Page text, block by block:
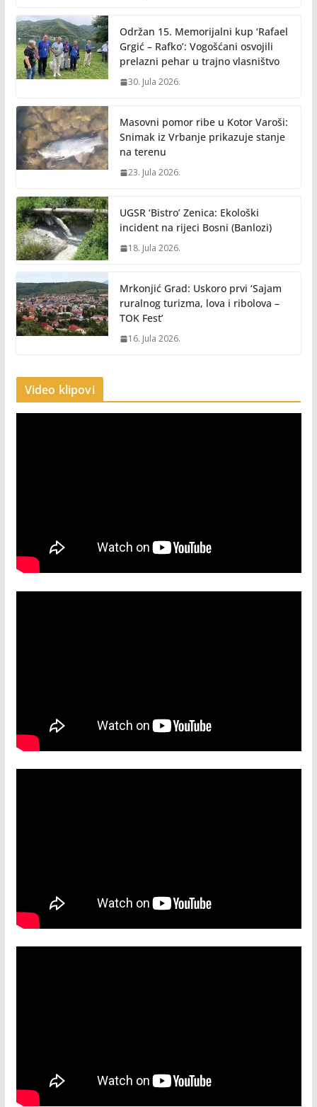
Održan 15. Memorijalni kup ‘Rafael
Grgić – Rafko’: Vogošćani osvojili
prelazni pehar u trajno vlasništvo
30. Jula 2026.
Masovni pomor ribe u Kotor Varoši:
Snimak iz Vrbanje prikazuje stanje
na terenu
23. Jula 2026.
UGSR ‘Bistro’ Zenica: Ekološki
incident na rijeci Bosni (Banlozi)
18. Jula 2026.
Mrkonjić Grad: Uskoro prvi ‘Sajam
ruralnog turizma, lova i ribolova –
TOK Fest’
16. Jula 2026.
Video klipovi